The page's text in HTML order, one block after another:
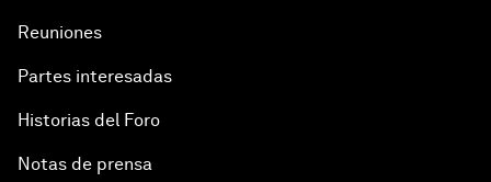
Reuniones
Partes interesadas
Historias del Foro
Notas de prensa